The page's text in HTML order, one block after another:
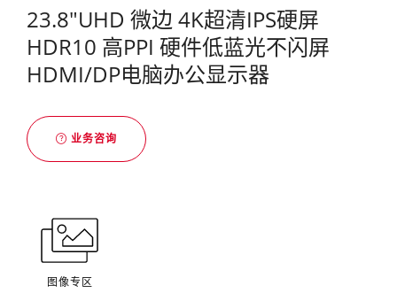
23.8"UHD 微边 4K超清IPS硬屏
HDR10 高PPI 硬件低蓝光不闪屏
HDMI/DP电脑办公显示器
业务咨询
图像专区